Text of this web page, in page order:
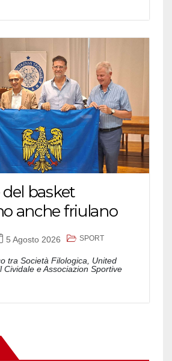
basket
anche friulano
5 Agosto 2026 SPORT
tra Società Filologica, United
Cividale e Associazion Sportive